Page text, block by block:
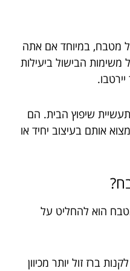
מטבח, במיוחד אם אתה
הבישול ביעילות
שיפוץ הבית. הם
אותם בעיצוב יחיד או
הוא להחליט על
ברז זול יותר מכיוון